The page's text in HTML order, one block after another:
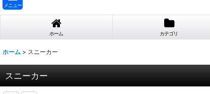
メニュー
ホーム カテゴリ
ホーム > スニーカー
スニーカー